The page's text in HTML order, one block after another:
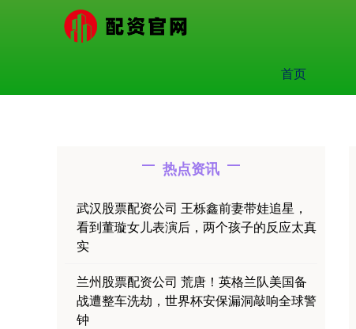
首页
热点资讯
武汉股票配资公司 王栎鑫前妻带娃追星，
看到董璇女儿表演后，两个孩子的反应太真
实
兰州股票配资公司 荒唐！英格兰队美国备
战遭整车洗劫，世界杯安保漏洞敲响全球警
钟